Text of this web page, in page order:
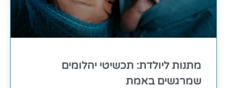
מתנות ליולדת: תכשיטי יהלומים
שמרגשים באמת